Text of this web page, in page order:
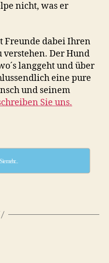
nicht, was er
Freunde dabei Ihren
verstehen. Der Hund
langgeht und über
eine pure
und seinem
Sie uns.
mehr...